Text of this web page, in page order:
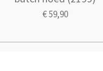
€ 59,90